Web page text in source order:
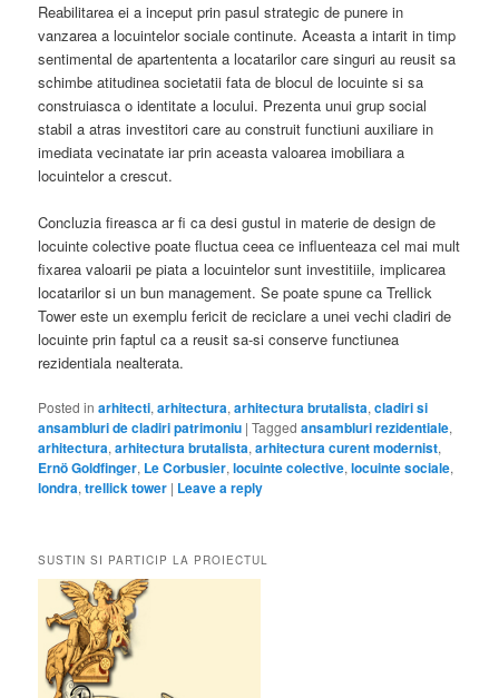
Reabilitarea ei a inceput prin pasul strategic de punere in
vanzarea a locuintelor sociale continute. Aceasta a intarit in timp
sentimental de apartententa a locatarilor care singuri au reusit sa
schimbe atitudinea societatii fata de blocul de locuinte si sa
construiasca o identitate a locului. Prezenta unui grup social
stabil a atras investitori care au construit functiuni auxiliare in
imediata vecinatate iar prin aceasta valoarea imobiliara a
locuintelor a crescut.
Concluzia fireasca ar fi ca desi gustul in materie de design de
locuinte colective poate fluctua ceea ce influenteaza cel mai mult
fixarea valoarii pe piata a locuintelor sunt investitiile, implicarea
locatarilor si un bun management. Se poate spune ca Trellick
Tower este un exemplu fericit de reciclare a unei vechi cladiri de
locuinte prin faptul ca a reusit sa-si conserve functiunea
rezidentiala nealterata.
Posted in arhitecti,arhitectura,arhitectura brutalista,cladiri si
ansambluri de cladiri patrimoniu |Tagged ansambluri rezidentiale,
arhitectura,arhitectura brutalista,arhitectura curent modernist,
Ernö Goldfinger, Le Corbusier,locuinte colective,locuinte sociale,
londra,trellick tower | Leave a reply
SUSTIN SI PARTICIP LA PROIECTUL